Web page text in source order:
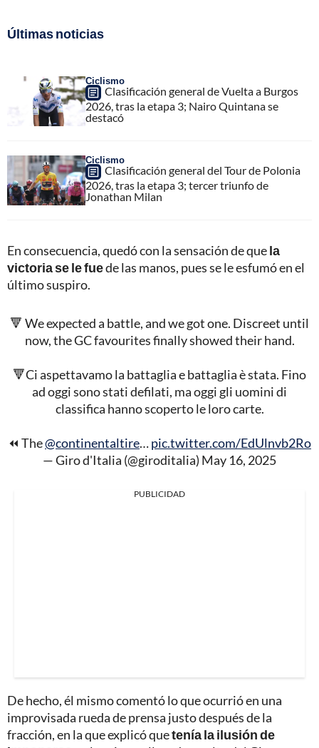
Últimas noticias
Ciclismo
Clasificación general de Vuelta a Burgos
2026, tras la etapa 3; Nairo Quintana se
destacó
Ciclismo
Clasificación general del Tour de Polonia
2026, tras la etapa 3; tercer triunfo de
Jonathan Milan
En consecuencia, quedó con la sensación de quela
victoria se le fuede las manos, pues se le esfumó en el
último suspiro.
🔻 We expected a battle, and we got one. Discreet until
now, the GC favourites finally showed their hand.
🔻Ci aspettavamo la battaglia e battaglia è stata. Fino
ad oggi sono stati defilati, ma oggi gli uomini di
classifica hanno scoperto le loro carte.
⏪ The@continentaltire…pic.twitter.com/EdUlnvb2Ro
— Giro d'Italia (@giroditalia) May 16, 2025
PUBLICIDAD
De hecho, él mismo comentó lo que ocurrió en una
improvisada rueda de prensa justo después de la
fracción, en la que explicó quetenía la ilusión de